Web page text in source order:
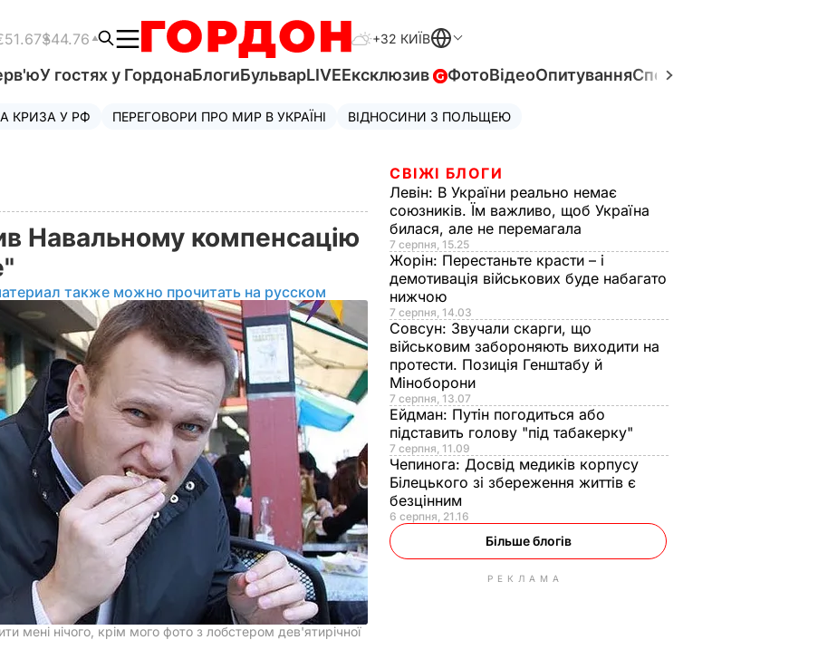
$44.76 +32 КИЇВ
У гостях у ГордонаБлогиБульварLIVEЕксклюзив ФотоВідеоОпитуванняСпецпроєкти
КРИЗА У РФ ПЕРЕГОВОРИ ПРО МИР В УКРАЇНІ ВІДНОСИНИ З ПОЛЬЩЕЮ
Навальному компенсацію
также можно прочитать на русском
мені нічого, крім мого фото з лобстером дев'ятирічної
СВІЖІ БЛОГИ
Левін: В України реально немає
союзників. Їм важливо, щоб Україна
билася, але не перемагала
7 серпня, 15.25
Жорін: Перестаньте красти – і
демотивація військових буде набагато
нижчою
7 серпня, 14.03
Совсун: Звучали скарги, що
військовим забороняють виходити на
протести. Позиція Генштабу й
Міноборони
7 серпня, 13.07
Ейдман: Путін погодиться або
підставить голову "під табакерку"
7 серпня, 11.09
Чепинога: Досвід медиків корпусу
Білецького зі збереження життів є
безцінним
6 серпня, 21.16
Більше блогів
РЕКЛАМА